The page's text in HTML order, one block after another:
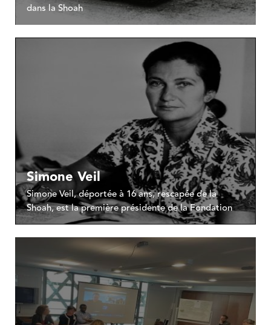
dans la Shoah
Simone Veil
Simone Veil, déportée à 16 ans, rescapée de la
Shoah, est la première présidente de la Fondation